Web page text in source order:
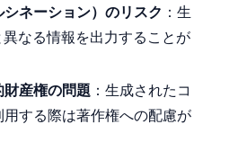
ネーション）のリスク ：生
異なる情報を出力することが
産権の問題 ：生成されたコ
用する際は著作権への配慮が